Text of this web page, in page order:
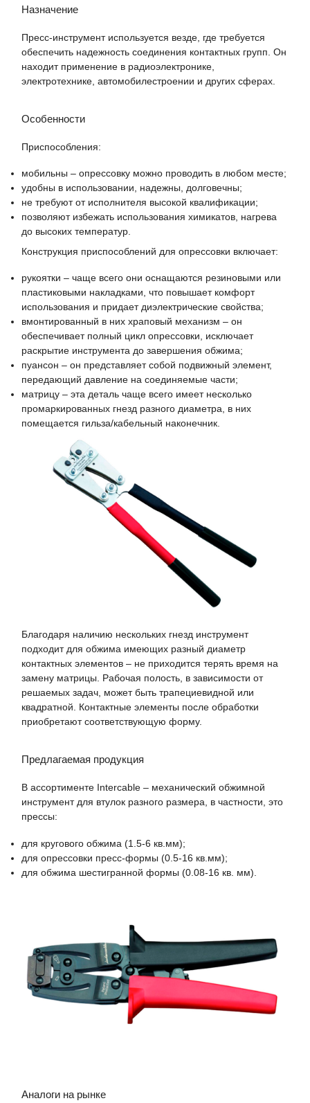
Назначение
Пресс-инструмент используется везде, где требуется
обеспечить надежность соединения контактных групп. Он
находит применение в радиоэлектронике,
электротехнике, автомобилестроении и других сферах.
Особенности
Приспособления:
мобильны – опрессовку можно проводить в любом месте;
удобны в использовании, надежны, долговечны;
не требуют от исполнителя высокой квалификации;
позволяют избежать использования химикатов, нагрева
до высоких температур.
Конструкция приспособлений для опрессовки включает:
рукоятки – чаще всего они оснащаются резиновыми или
пластиковыми накладками, что повышает комфорт
использования и придает диэлектрические свойства;
вмонтированный в них храповый механизм – он
обеспечивает полный цикл опрессовки, исключает
раскрытие инструмента до завершения обжима;
пуансон – он представляет собой подвижный элемент,
передающий давление на соединяемые части;
матрицу – эта деталь чаще всего имеет несколько
промаркированных гнезд разного диаметра, в них
помещается гильза/кабельный наконечник.
Благодаря наличию нескольких гнезд инструмент
подходит для обжима имеющих разный диаметр
контактных элементов – не приходится терять время на
замену матрицы. Рабочая полость, в зависимости от
решаемых задач, может быть трапециевидной или
квадратной. Контактные элементы после обработки
приобретают соответствующую форму.
Предлагаемая продукция
В ассортименте Intercable – механический обжимной
инструмент для втулок разного размера, в частности, это
прессы:
для кругового обжима (1.5-6 кв.мм);
для опрессовки пресс-формы (0.5-16 кв.мм);
для обжима шестигранной формы (0.08-16 кв. мм).
Аналоги на рынке